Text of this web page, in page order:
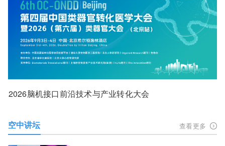
2026脑机接口前沿技术与产业转化大会
空中讲坛 查看更多